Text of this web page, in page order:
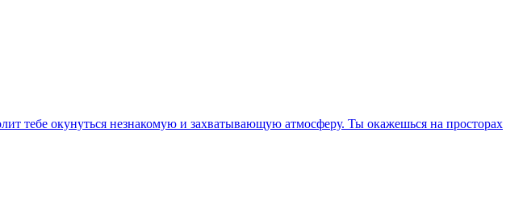
тебе окунуться незнакомую и захватывающую атмосферу. Ты окажешься на просторах